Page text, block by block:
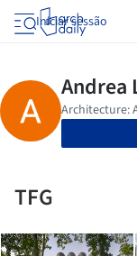
Iniciar sessão
TFG